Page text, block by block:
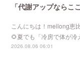
こんにちは！meilong恵
🌻夏でも「冷房で体が
2026.08.06 06:01